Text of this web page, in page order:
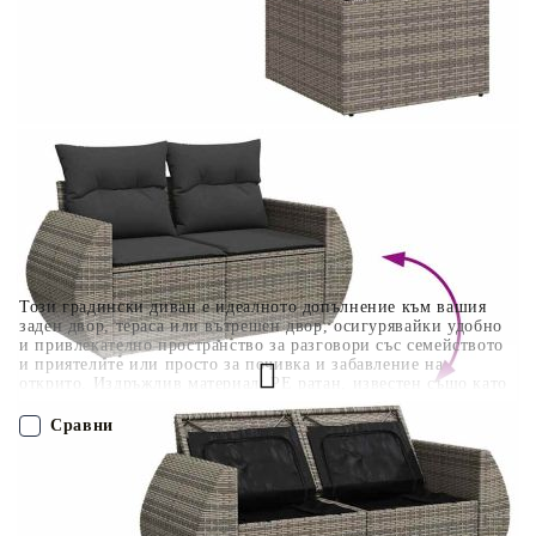
Този градински диван е идеалното допълнение към вашия
заден двор, тераса или вътрешен двор, осигурявайки удобно
и привлекателно пространство за разговори със семейството
и приятелите или просто за почивка и забавление на
открито. Издръжлив материал: PE ратан, известен също като
полиратан, е здрав синтетичен материал с малко необходима
поддръжка, който прилича на естествен ратан. Той е лек,
лесен за почистване и често се използва за външни мебели
поради своята издръжливост и устойчивост на атмосферни
влияния.Функция за съхранение с водоустойчива чанта:
Всяка градинска седалка разполага с място за съхранение под
седалката, допълнено с водоустойчива чанта за съхранение на
Отложено до 30 дни от момента на изпращане на
поръчката без оскъпяване. За покупки на стойност до
Плащане на 4 вноски. Заплащате 20% от стойността на
поръчката си на момента с карта. Останалата сума се
разделя на 3 равни месечни вноски без оскъпяване. За
покупки на стойност до 1000 лв. / €511.31
Плащане на 6 вноски. Стойността на поръчката се
разпределя в 6 равни месечни вноски с оскъпяване. За
покупки на стойност до 2000 лв. / €1022.61
ПОРЪЧАЙ БЕЗ РЕГИСТРАЦИЯ
Сравни